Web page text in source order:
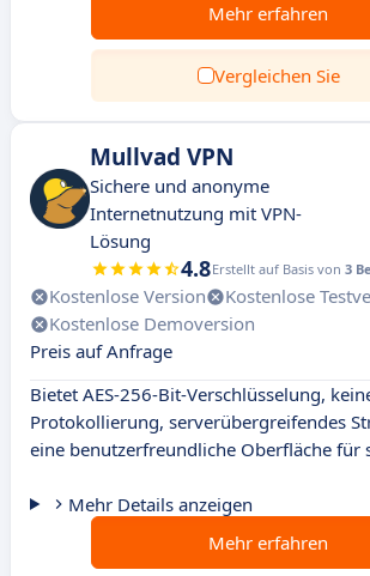
Mehr erfahren
Vergleichen Sie
Mullvad VPN
Sichere und anonyme
Internetnutzung mit VPN-
Lösung
4.8Erstellt auf Basis von 3
Kostenlose Version
Kostenlose
Kostenlose Demoversion
Preis auf Anfrage
Bietet AES-256-Bit-Verschlüsselung,
Protokollierung, serverübergreifendes
eine benutzerfreundliche Oberfläche für
Mehr Details anzeigen
Mehr erfahren